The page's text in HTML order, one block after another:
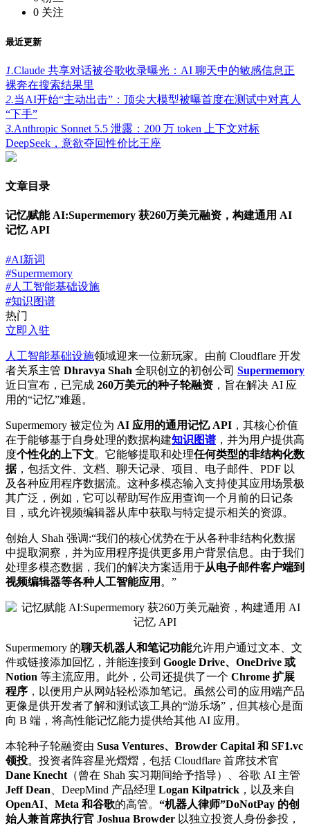
0 关注
最近更新
1.Claude 共享对话被谷歌收录曝光：AI 聊天中的敏感信息正
裸奔在搜索结果里
2.当AI开始“主动出击”：顶尖大模型被曝首度在测试中对真人
“下手”
3.Anthropic Sonnet 5.5 泄露：200 万 token 上下文对标
DeepSeek，意欲夺回性价比王座
文章目录
记忆赋能 AI:Supermemory 获260万美元融资，构建通用 AI
记忆 API
#AI新词
#Supermemory
#人工智能基础设施
#知识图谱
热门
立即入驻
人工智能基础设施领域迎来一位新玩家。由前 Cloudflare 开发
者关系主管 Dhravya Shah 全职创立的初创公司 Supermemory
近日宣布，已完成 260万美元的种子轮融资 ，旨在解决 AI 应
用的“记忆”难题。
Supermemory 被定位为 AI 应用的通用记忆 API ，其核心价值
在于能够基于自身处理的数据构建知识图谱，并为用户提供高
度个性化的上下文。它能够提取和处理任何类型的非结构化数
据，包括文件、文档、聊天记录、项目、电子邮件、PDF 以
及各种应用程序数据流。这种多模态输入支持使其应用场景极
其广泛，例如，它可以帮助写作应用查询一个月前的日记条
目，或允许视频编辑器从库中获取与特定提示相关的资源。
创始人 Shah 强调:“我们的核心优势在于从各种非结构化数据
中提取洞察，并为应用程序提供更多用户背景信息。由于我们
处理多模态数据，我们的解决方案适用于从电子邮件客户端到
视频编辑器等各种人工智能应用 。”
Supermemory 的聊天机器人和笔记功能允许用户通过文本、文
件或链接添加回忆，并能连接到 Google Drive、OneDrive 或
Notion 等主流应用。此外，公司还提供了一个 Chrome 扩展
程序 ，以便用户从网站轻松添加笔记。虽然公司的应用端产品
更像是供开发者了解和测试该工具的“游乐场”，但其核心是面
向 B 端，将高性能记忆能力提供给其他 AI 应用。
本轮种子轮融资由 Susa Ventures、Browder Capital 和 SF1.vc
领投。投资者阵容星光熠熠，包括 Cloudflare 首席技术官
Dane Knecht （曾在 Shah 实习期间给予指导）、谷歌 AI 主管
Jeff Dean 、DeepMind 产品经理 Logan Kilpatrick ，以及来自
OpenAI、Meta 和谷歌的高管。 “机器人律师”DoNotPay 的创
始人兼首席执行官 Joshua Browder 以独立投资人身份参投，